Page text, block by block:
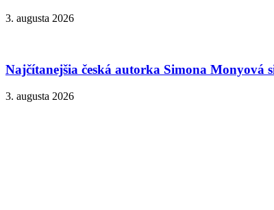
3. augusta 2026
Najčítanejšia česká autorka Simona Monyová
3. augusta 2026